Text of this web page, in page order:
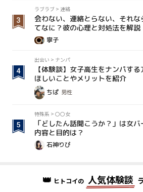
ラブラブ > 連絡
会わない、連絡とらない、それ
てなに？彼の心理と対処法を解説
寧子
出会い > ナンパ
【体験談】女子高生をナンパす
ほしいことやメリットを紹介
ちぱ 男性
特殊系 > 〇〇女
「どしたん話聞こうか？」は女
内容と目的は？
石神りぴ
👑 ヒトコイの 人気体験談